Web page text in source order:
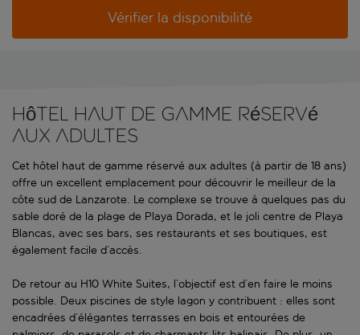
Vérifier la disponibilité
Hôtel haut de gamme réservé
aux adultes
Cet hôtel haut de gamme réservé aux adultes (à partir de 18 ans)
offre un excellent emplacement pour découvrir le meilleur de la
côte sud de Lanzarote. Le complexe se trouve à quelques pas du
sable doré de la plage de Playa Dorada, et le joli centre de Playa
Blancas, avec ses bars, ses restaurants et ses boutiques, est
également facile d’accès.
De retour au H10 White Suites, l’objectif est d’en faire le moins
possible. Deux piscines de style lagon y contribuent : elles sont
encadrées d’élégantes terrasses en bois et entourées de